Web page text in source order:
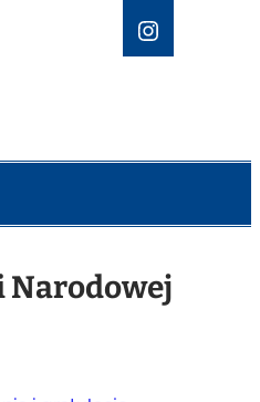
Instagram
Narodowej